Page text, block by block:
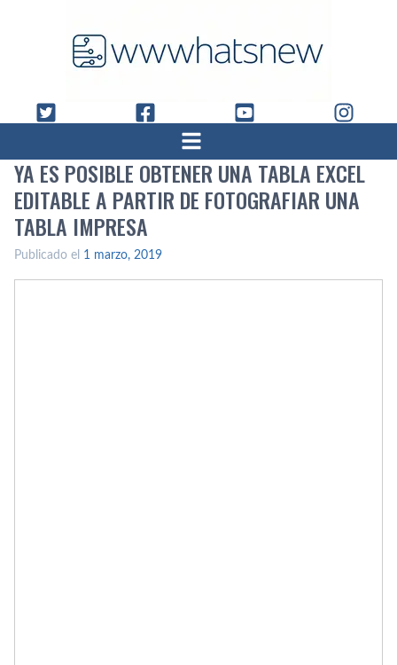
YA ES POSIBLE OBTENER UNA TABLA EXCEL
EDITABLE A PARTIR DE FOTOGRAFIAR UNA
TABLA IMPRESA
Publicado el 1 marzo, 2019